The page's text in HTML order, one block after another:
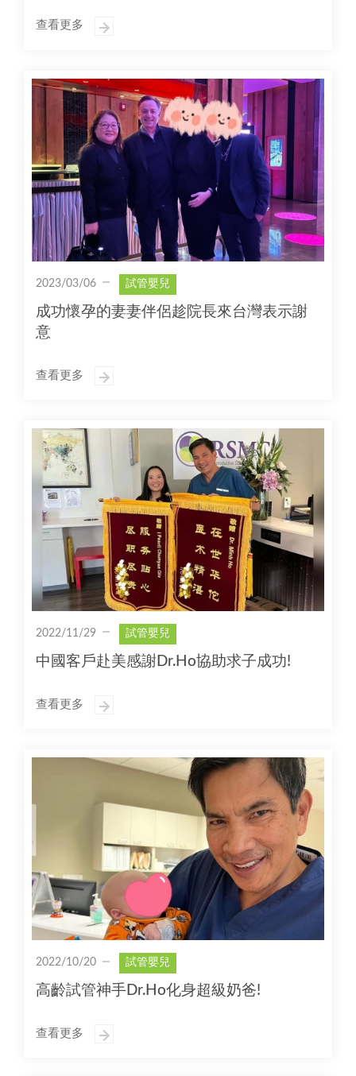
查看更多
2023/03/06 試管嬰兒
成功懷孕的妻妻伴侶趁院長來台灣表示謝
意
查看更多
2022/11/29 試管嬰兒
中國客戶赴美感謝Dr.Ho協助求子成功!
查看更多
2022/10/20 試管嬰兒
高齡試管神手Dr.Ho化身超級奶爸!
查看更多